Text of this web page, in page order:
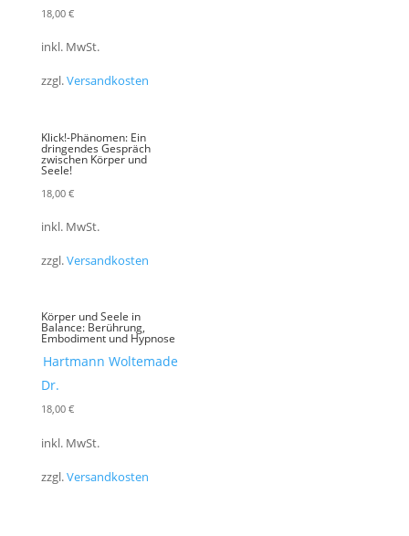
18,00 €
inkl. MwSt.
zzgl.Versandkosten
Klick!-Phänomen: Ein
dringendes Gespräch
zwischen Körper und
Seele!
18,00 €
inkl. MwSt.
zzgl.Versandkosten
Körper und Seele in
Balance: Berührung,
Embodiment und Hypnose
Hartmann Woltemade
Dr.
18,00 €
inkl. MwSt.
zzgl.Versandkosten